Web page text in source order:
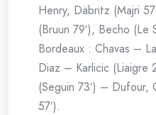
Henry, Däbritz (Majri
(Bruun 79′), Becho (Le
Bordeaux : Chavas –
Diaz – Karlicic (Liaigre
(Seguin 73′) – Dufour,
57′).